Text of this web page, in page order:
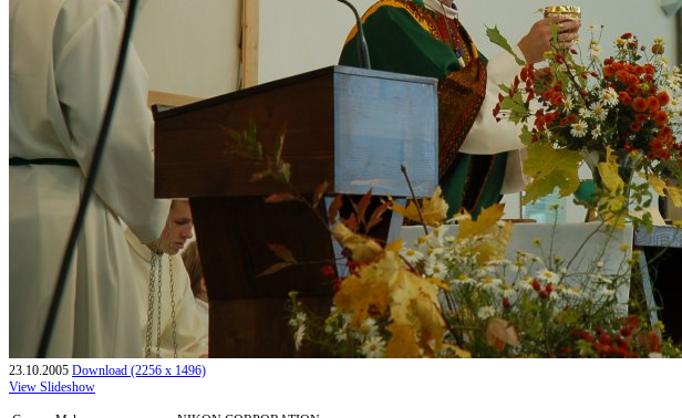
23.10.2005 Download (2256 x 1496)
View Slideshow